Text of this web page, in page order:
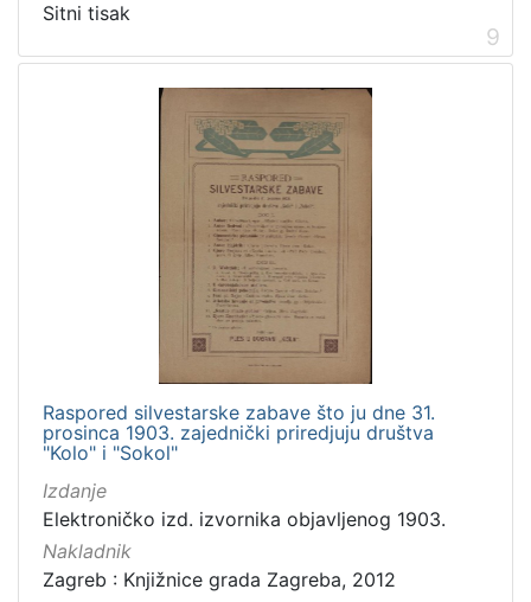
Sitni tisak
9
Raspored silvestarske zabave što ju dne 31.
prosinca 1903. zajednički priredjuju društva
"Kolo" i "Sokol"
Izdanje
Elektroničko izd. izvornika objavljenog 1903.
Nakladnik
Zagreb : Knjižnice grada Zagreba, 2012